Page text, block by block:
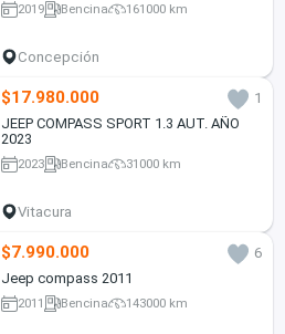
2019 Bencina 161000 km
Concepción
$17.980.000
1
JEEP COMPASS SPORT 1.3 AUT. AÑO
2023
2023 Bencina 31000 km
Vitacura
$7.990.000
6
Jeep compass 2011
2011 Bencina 143000 km